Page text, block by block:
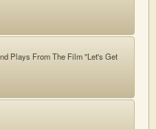
Plays From The Film "Let's Get